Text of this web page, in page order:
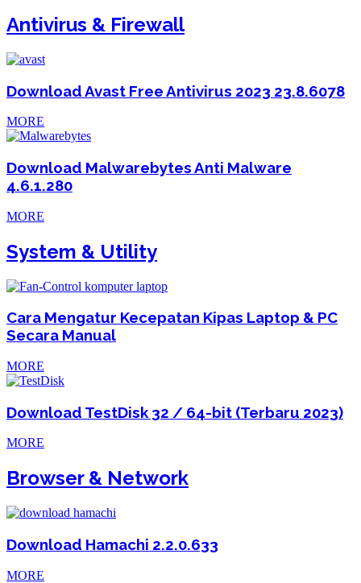
Antivirus & Firewall
Download Avast Free Antivirus 2023 23.8.6078
MORE
Download Malwarebytes Anti Malware
4.6.1.280
MORE
System & Utility
Cara Mengatur Kecepatan Kipas Laptop & PC
Secara Manual
MORE
Download TestDisk 32 / 64-bit (Terbaru 2023)
MORE
Browser & Network
Download Hamachi 2.2.0.633
MORE